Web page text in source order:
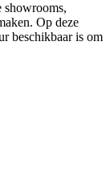
showrooms,
Op deze
beschikbaar is om